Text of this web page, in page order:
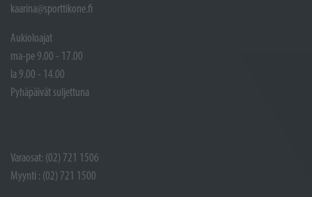
kaarina@sporttikone.fi
Aukioloajat
ma-pe 9.00 - 17.00
la 9.00 - 14.00
Pyhäpäivät suljettuna
Varaosat: (02) 721 1506
Myynti : (02) 721 1500